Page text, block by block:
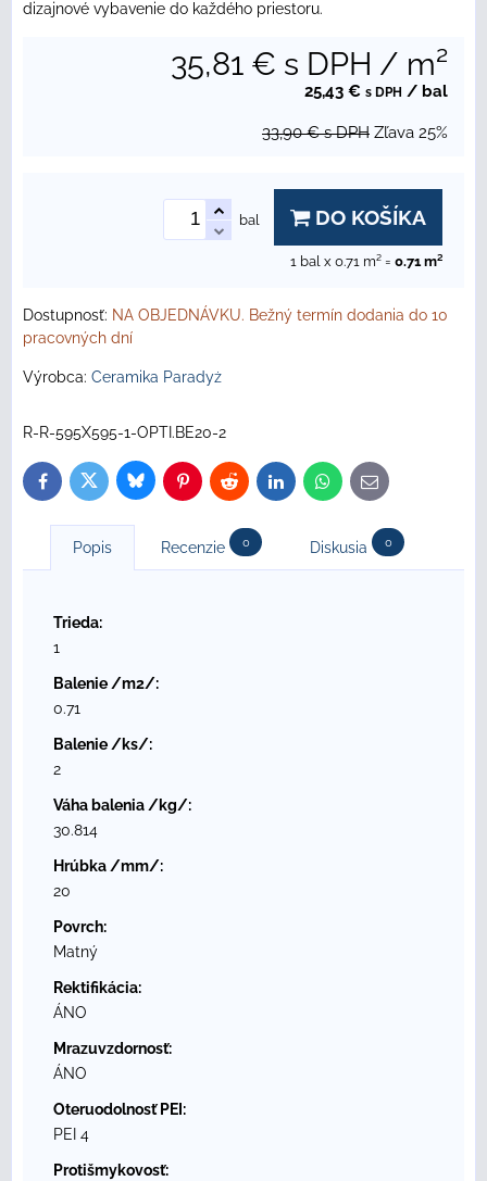
dizajnové vybavenie do každého priestoru.
35,81 € s DPH / m²
25,43 € s DPH / bal
33,90 € s DPH Zľava 25%
bal DO KOŠÍKA
1 bal x 0.71 m² = 0.71m²
Dostupnosť: NA OBJEDNÁVKU. Bežný termín dodania do 10
pracovných dní
Výrobca: Ceramika Paradyż
R-R-595X595-1-OPTI.BE20-2
FacebookTwitterBlueskyPinterestReddit LinkedInWhatsApp
E-
mail
Popis Recenzie 0 Diskusia 0
Trieda:
1
Balenie /m2/:
0.71
Balenie /ks/:
2
Váha balenia /kg/:
30.814
Hrúbka /mm/:
20
Povrch:
Matný
Rektifikácia:
ÁNO
Mrazuvzdornosť:
ÁNO
Oteruodolnosť PEI:
PEI 4
Protišmykovosť: